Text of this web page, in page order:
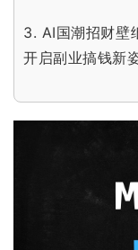
3. AI国潮招财壁
开启副业搞钱新